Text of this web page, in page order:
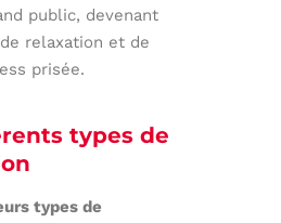
public, devenant
relaxation et de
prisée.
types de
types de